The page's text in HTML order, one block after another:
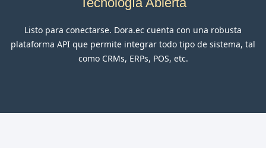
Listo para conectarse. Dora.ec cuenta con una robusta
plataforma API que permite integrar todo tipo de sistema, tal
como CRMs, ERPs, POS, etc.